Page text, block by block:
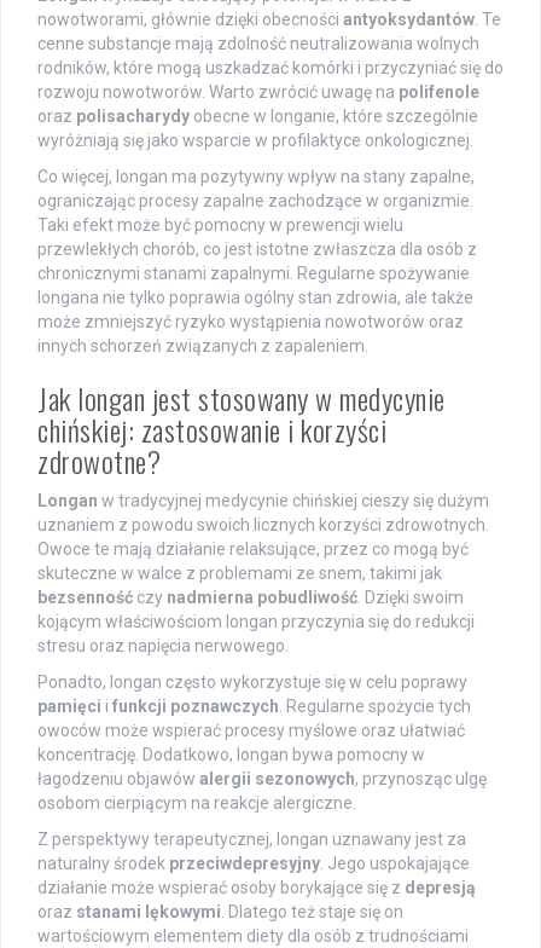
nowotworami, głównie dzięki obecności antyoksydantów . Te
cenne substancje mają zdolność neutralizowania wolnych
rodników, które mogą uszkadzać komórki i przyczyniać się do
rozwoju nowotworów. Warto zwrócić uwagę na polifenole
oraz polisacharydy obecne w longanie, które szczególnie
wyróżniają się jako wsparcie w profilaktyce onkologicznej.
Co więcej, longan ma pozytywny wpływ na stany zapalne,
ograniczając procesy zapalne zachodzące w organizmie.
Taki efekt może być pomocny w prewencji wielu
przewlekłych chorób, co jest istotne zwłaszcza dla osób z
chronicznymi stanami zapalnymi. Regularne spożywanie
longana nie tylko poprawia ogólny stan zdrowia, ale także
może zmniejszyć ryzyko wystąpienia nowotworów oraz
innych schorzeń związanych z zapaleniem.
Jak longan jest stosowany w medycynie
chińskiej: zastosowanie i korzyści
zdrowotne?
Longan w tradycyjnej medycynie chińskiej cieszy się dużym
uznaniem z powodu swoich licznych korzyści zdrowotnych.
Owoce te mają działanie relaksujące, przez co mogą być
skuteczne w walce z problemami ze snem, takimi jak
bezsenność czy nadmierna pobudliwość . Dzięki swoim
kojącym właściwościom longan przyczynia się do redukcji
stresu oraz napięcia nerwowego.
Ponadto, longan często wykorzystuje się w celu poprawy
pamięci i funkcji poznawczych . Regularne spożycie tych
owoców może wspierać procesy myślowe oraz ułatwiać
koncentrację. Dodatkowo, longan bywa pomocny w
łagodzeniu objawów alergii sezonowych, przynosząc ulgę
osobom cierpiącym na reakcje alergiczne.
Z perspektywy terapeutycznej, longan uznawany jest za
naturalny środek przeciwdepresyjny . Jego uspokajające
działanie może wspierać osoby borykające się z depresją
oraz stanami lękowymi . Dlatego też staje się on
wartościowym elementem diety dla osób z trudnościami